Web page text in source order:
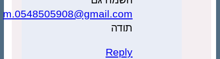
m.0548505908@gmail.com
תודה
Reply